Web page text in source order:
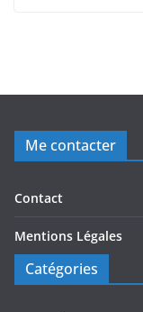
Me contacter
Contact
Mentions Légales
Catégories